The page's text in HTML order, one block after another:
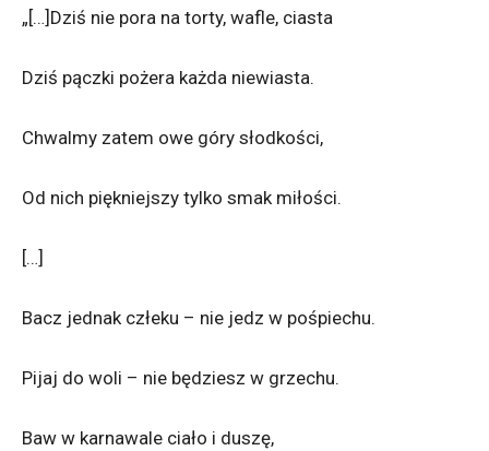
„[…]Dziś nie pora na torty, wafle, ciasta
Dziś pączki pożera każda niewiasta.
Chwalmy zatem owe góry słodkości,
Od nich piękniejszy tylko smak miłości.
[…]
Bacz jednak człeku – nie jedz w pośpiechu.
Pijaj do woli – nie będziesz w grzechu.
Baw w karnawale ciało i duszę,